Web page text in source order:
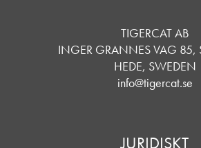
TIGERCAT AB
INGER GRANNES VAG 85,
HEDE, SWEDEN
info@tigercat.se
JURIDISKT